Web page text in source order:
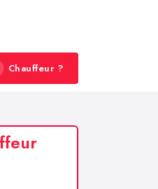
Chauffeur ?